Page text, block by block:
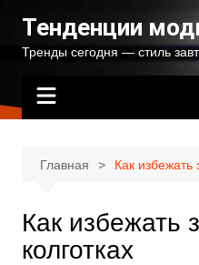
содержимому
Тенденции
Тренды сегодня — стиль
Главная Как избежать
Как избежать
колготках